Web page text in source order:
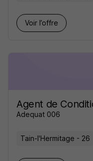
Voir l’offre
Agent de
Adequat 006
Tain-l'Hermitage - 26